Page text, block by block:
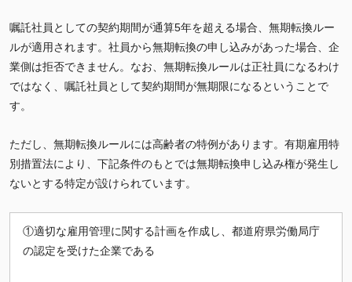
嘱託社員としての契約期間が通算5年を超える場合、無期転換ルー
ルが適用されます。社員から無期転換の申し込みがあった場合、企
業側は拒否できません。なお、無期転換ルールは正社員になるわけ
ではなく、嘱託社員として契約期間が無期限になるということで
す。
ただし、無期転換ルールには高齢者の特例があります。有期雇用特
別措置法により、下記条件のもとでは無期転換申し込み権が発生し
ないとする特定が設けられています。
①適切な雇用管理に関する計画を作成し、都道府県労働局庁
の認定を受けた企業である